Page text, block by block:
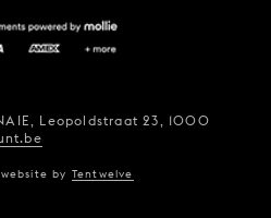
Leopoldstraat 23, 1000
website by Tentwelve